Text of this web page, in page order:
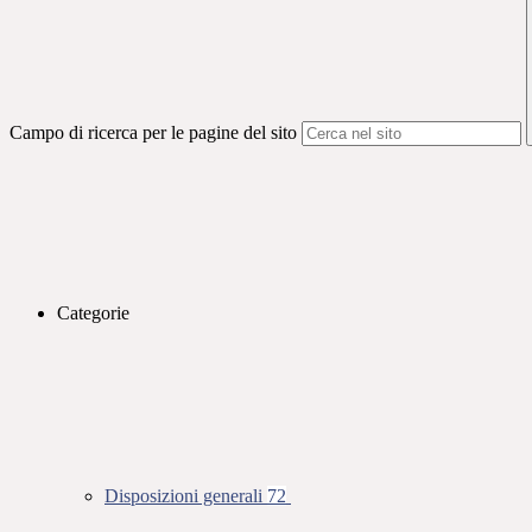
Campo di ricerca per le pagine del sito
Categorie
Disposizioni generali 72